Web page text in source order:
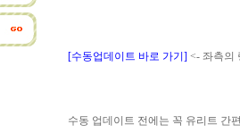
[수동업데이트 바로 가기] <- 좌측의
수동 업데이트 전에는 꼭 유리트 간